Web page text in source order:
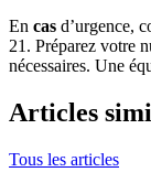
En cas d’urgence,
21. Préparez votre
nécessaires. Une
Articles
Tous les articles